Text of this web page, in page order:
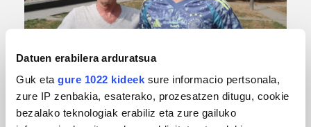
Datuen erabilera arduratsua
Guk eta gure 1022 kideek sure informacio pertsonala,
zure IP zenbakia, esaterako, prozesatzen ditugu, cookie
bezalako teknologiak erabiliz eta zure gailuko
MUSA
Euxebio eta Ekaitz Zabala: Zumarragako mus
txapelketa irabazi duten aita-semeak